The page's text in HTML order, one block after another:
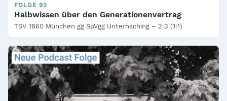
FOLGE 92
Halbwissen über den Generationenvertrag
TSV 1860 München gg SpVgg Unterhaching – 2:3 (1:1)